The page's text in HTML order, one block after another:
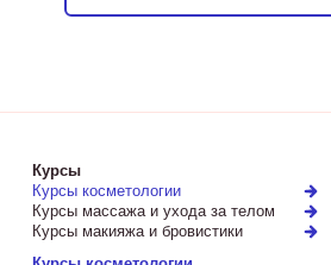
Курсы
Курсы косметологии
Курсы массажа и ухода за телом
Курсы макияжа и бровистики